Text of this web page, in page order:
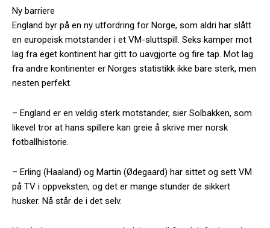
Ny barriere
England byr på en ny utfordring for Norge, som aldri har slått
en europeisk motstander i et VM-sluttspill. Seks kamper mot
lag fra eget kontinent har gitt to uavgjorte og fire tap. Mot lag
fra andre kontinenter er Norges statistikk ikke bare sterk, men
nesten perfekt.
– England er en veldig sterk motstander, sier Solbakken, som
likevel tror at hans spillere kan greie å skrive mer norsk
fotballhistorie.
– Erling (Haaland) og Martin (Ødegaard) har sittet og sett VM
på TV i oppveksten, og det er mange stunder de sikkert
husker. Nå står de i det selv.